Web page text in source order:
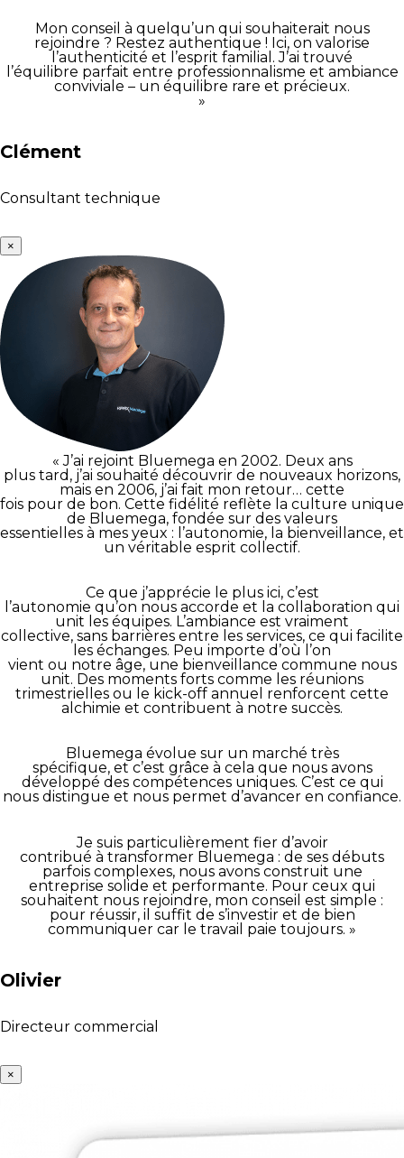
Mon conseil à quelqu’un qui souhaiterait nous
rejoindre ? Restez authentique ! Ici, on valorise
l’authenticité et l’esprit familial. J’ai trouvé
l’équilibre parfait entre professionnalisme et ambiance
conviviale – un équilibre rare et précieux.
»
Clément
Consultant technique
×
« J’ai rejoint Bluemega en 2002. Deux ans
plus tard, j’ai souhaité découvrir de nouveaux horizons,
mais en 2006, j’ai fait mon retour… cette
fois pour de bon. Cette fidélité reflète la culture unique
de Bluemega, fondée sur des valeurs
essentielles à mes yeux : l’autonomie, la bienveillance, et
un véritable esprit collectif.
Ce que j’apprécie le plus ici, c’est
l’autonomie qu’on nous accorde et la collaboration qui
unit les équipes. L’ambiance est vraiment
collective, sans barrières entre les services, ce qui facilite
les échanges. Peu importe d’où l’on
vient ou notre âge, une bienveillance commune nous
unit. Des moments forts comme les réunions
trimestrielles ou le kick-off annuel renforcent cette
alchimie et contribuent à notre succès.
Bluemega évolue sur un marché très
spécifique, et c’est grâce à cela que nous avons
développé des compétences uniques. C’est ce qui
nous distingue et nous permet d’avancer en confiance.
Je suis particulièrement fier d’avoir
contribué à transformer Bluemega : de ses débuts
parfois complexes, nous avons construit une
entreprise solide et performante. Pour ceux qui
souhaitent nous rejoindre, mon conseil est simple :
pour réussir, il suffit de s’investir et de bien
communiquer car le travail paie toujours. »
Olivier
Directeur commercial
×